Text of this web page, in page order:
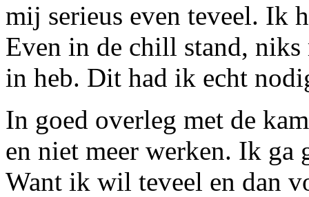
mij serieus even teveel. Ik
Even in de chill stand,
in heb. Dit had ik echt
In goed overleg met de
en niet meer werken. Ik ga
Want ik wil teveel en dan